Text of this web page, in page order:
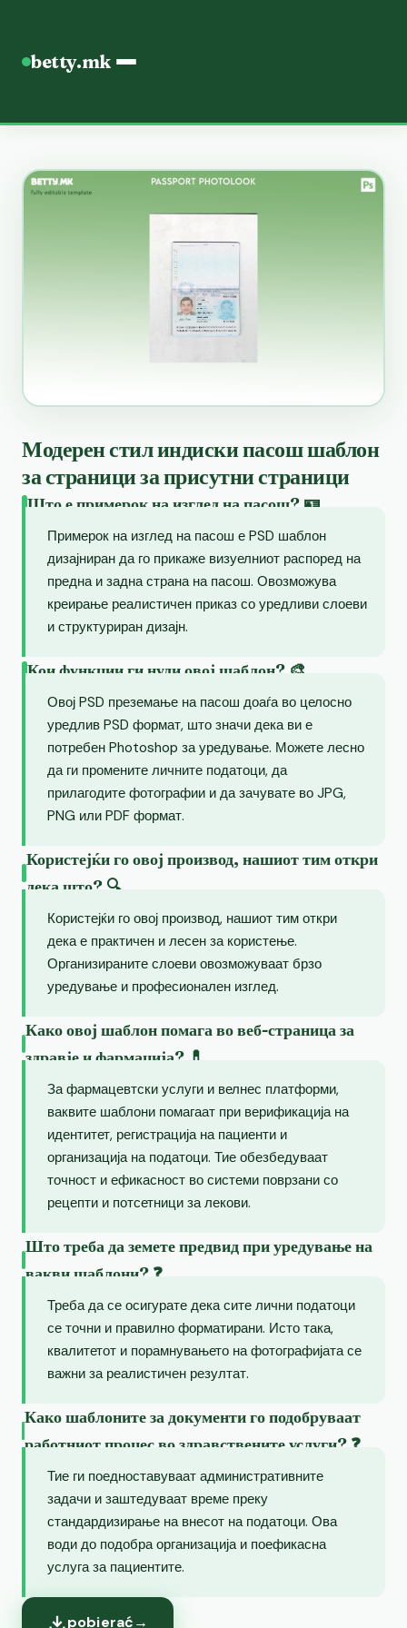
betty.mk
Модерен стил индиски пасош шаблон
за страници за присутни страници
Што е примерок на изглед на пасош? 🪪
Примерок на изглед на пасош е PSD шаблон
дизајниран да го прикаже визуелниот распоред на
предна и задна страна на пасош. Овозможува
креирање реалистичен приказ со уредливи слоеви
и структуриран дизајн.
Кои функции ги нуди овој шаблон? 🎨
Овој PSD преземање на пасош доаѓа во целосно
уредлив PSD формат, што значи дека ви е
потребен Photoshop за уредување. Можете лесно
да ги промените личните податоци, да
прилагодите фотографии и да зачувате во JPG,
PNG или PDF формат.
Користејќи го овој производ, нашиот тим откри
дека што? 🔍
Користејќи го овој производ, нашиот тим откри
дека е практичен и лесен за користење.
Организираните слоеви овозможуваат брзо
уредување и професионален изглед.
Како овој шаблон помага во веб-страница за
здравје и фармација? 💊
За фармацевтски услуги и велнес платформи,
ваквите шаблони помагаат при верификација на
идентитет, регистрација на пациенти и
организација на податоци. Тие обезбедуваат
точност и ефикасност во системи поврзани со
рецепти и потсетници за лекови.
Што треба да земете предвид при уредување на
вакви шаблони? ❓
Треба да се осигурате дека сите лични податоци
се точни и правилно форматирани. Исто така,
квалитетот и порамнувањето на фотографијата се
важни за реалистичен резултат.
Како шаблоните за документи го подобруваат
работниот процес во здравствените услуги? ❓
Тие ги поедноставуваат административните
задачи и заштедуваат време преку
стандардизирање на внесот на податоци. Ова
води до подобра организација и поефикасна
услуга за пациентите.
pobierać→